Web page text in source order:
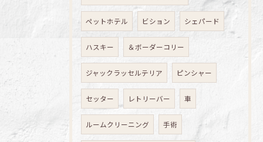
ペットホテル ビション シェパード
ハスキー ＆ボーダーコリー
ジャックラッセルテリア ピンシャー
セッター レトリーバー 車
ルームクリーニング 手術